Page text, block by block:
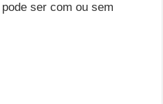
ser com ou sem